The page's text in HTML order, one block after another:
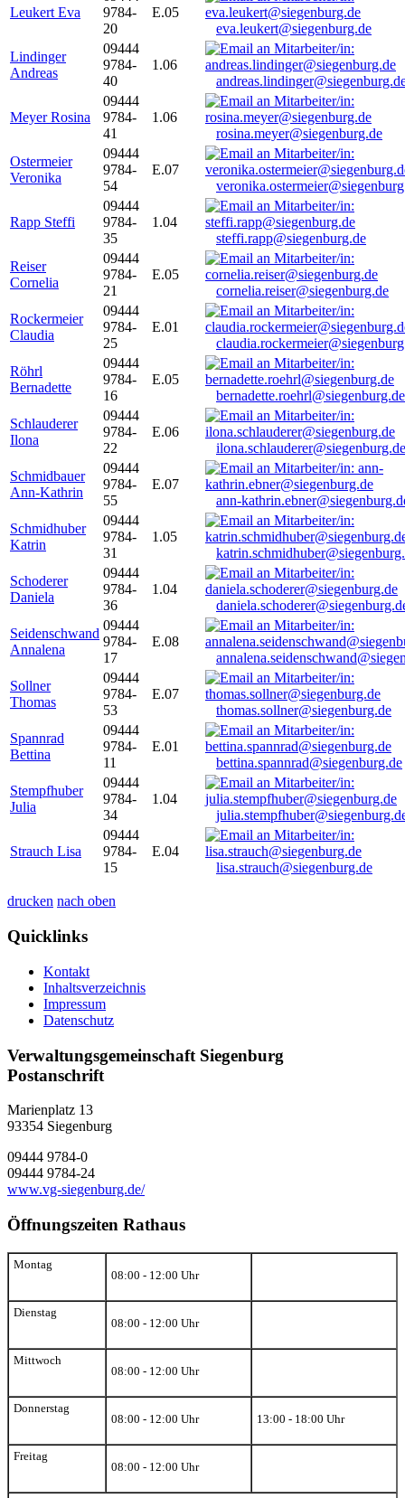
Leukert Eva
9784-
20
E.05
eva.leukert@siegenburg.de
Lindinger
Andreas
09444
9784-
40
1.06
Meyer Rosina
09444
9784-
41
1.06
rosina.meyer@siegenburg.de
Ostermeier
Veronika
09444
9784-
54
E.07
Rapp Steffi
09444
9784-
35
1.04
steffi.rapp@siegenburg.de
Reiser
Cornelia
09444
9784-
21
E.05
cornelia.reiser@siegenburg.de
Rockermeier
Claudia
09444
9784-
25
E.01
Röhrl
Bernadette
09444
9784-
16
E.05
bernadette.roehrl@siegenburg.de
Schlauderer
Ilona
09444
9784-
22
E.06
ilona.schlauderer@siegenburg.de
Schmidbauer
Ann-Kathrin
09444
9784-
55
E.07
ann-
Schmidhuber
Katrin
09444
9784-
31
1.05
Schoderer
Daniela
09444
9784-
36
1.04
Seidenschwand
Annalena
09444
9784-
17
E.08
Sollner
Thomas
09444
9784-
53
E.07
thomas.sollner@siegenburg.de
Spannrad
Bettina
09444
9784-
11
E.01
bettina.spannrad@siegenburg.de
Stempfhuber
Julia
09444
9784-
34
1.04
Strauch Lisa
09444
9784-
15
E.04
lisa.strauch@siegenburg.de
drucken nach oben
Quicklinks
Kontakt
Inhaltsverzeichnis
Impressum
Datenschutz
Verwaltungsgemeinschaft Siegenburg
Postanschrift
Marienplatz 13
93354 Siegenburg
09444 9784-0
09444 9784-24
www.vg-siegenburg.de/
Öffnungszeiten Rathaus
Montag
08:00 - 12:00 Uhr
Dienstag
08:00 - 12:00 Uhr
Mittwoch
08:00 - 12:00 Uhr
Donnerstag
08:00 - 12:00 Uhr
13:00 - 18:00 Uhr
Freitag
08:00 - 12:00 Uhr